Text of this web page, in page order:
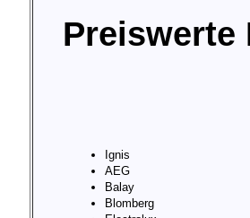
Preiswerte
Ignis
AEG
Balay
Blomberg